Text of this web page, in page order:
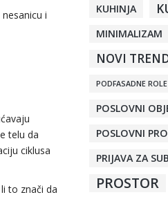
i
telu da
ciklusa
to znači da
KUHINJA
MINIMALIZAM
NOVI
PODFASADNE
POSLOVNI
POSLOVNI
PRIJAVA ZA
PROSTOR